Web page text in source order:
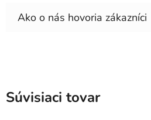
Súvisiaci tovar